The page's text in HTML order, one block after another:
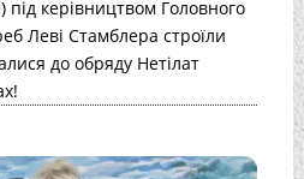
керівництвом Головного
Леві Стамблера строїли
до обряду Нетілат